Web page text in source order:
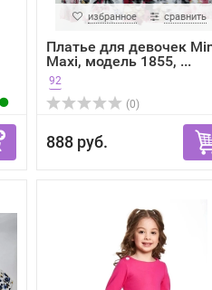
избранное сравнить
Платье для девочек
Maxi, модель 1855, ...
92
(0)
888 руб.